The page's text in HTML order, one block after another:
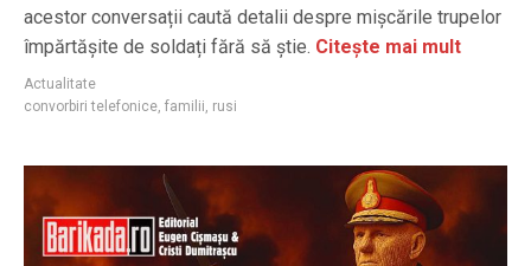
acestor conversații caută detalii despre mișcările trupelor
împărtășite de soldați fără să știe. Citește mai mult
Actualitate
convorbiri telefonice, familii, rusi